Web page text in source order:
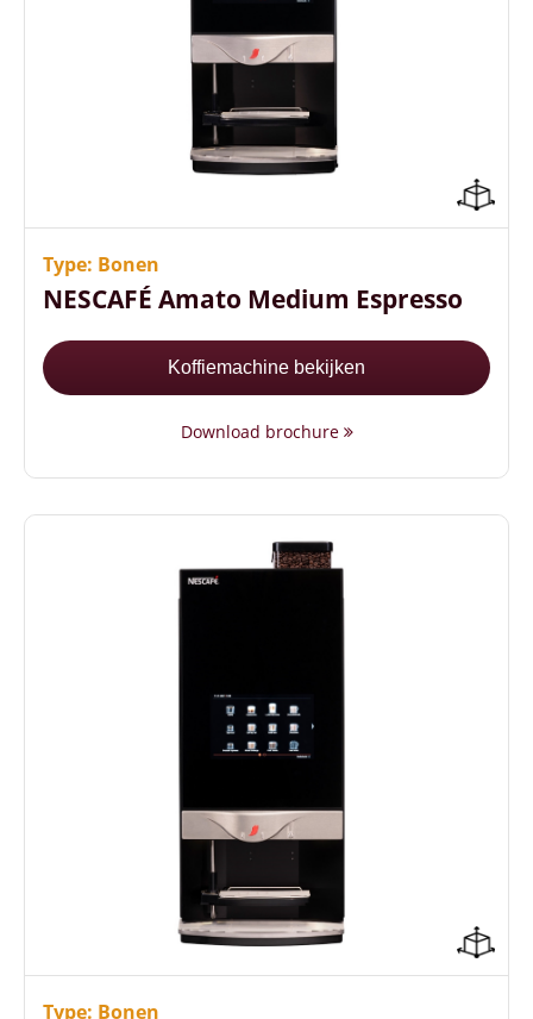
Sterkteregeling per consumptie
Energiezuinig (A++ energielabel)
Type: Bonen
NESCAFÉ Amato Medium Espresso
Koffiemachine bekijken
Download brochure
Hoge capaciteit, weinig bijvullen
Sterkte regeling per consumptie
Energiezuinig (A++ energielabel)
Type: Bonen